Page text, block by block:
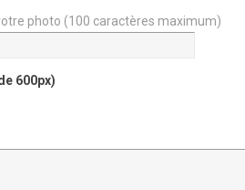
photo (100 caractères maximum)
600px)